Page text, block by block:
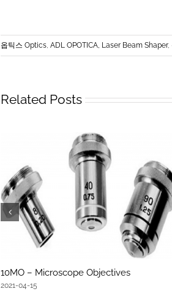
옵틱스 Optics, ADL OPOTICA, Laser Beam Shaper,
Related Posts
10MO – Microscope Objectives
2021-04-15